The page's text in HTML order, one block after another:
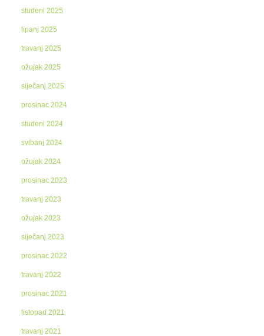
studeni 2025
lipanj 2025
travanj 2025
ožujak 2025
siječanj 2025
prosinac 2024
studeni 2024
svibanj 2024
ožujak 2024
prosinac 2023
travanj 2023
ožujak 2023
siječanj 2023
prosinac 2022
travanj 2022
prosinac 2021
listopad 2021
travanj 2021